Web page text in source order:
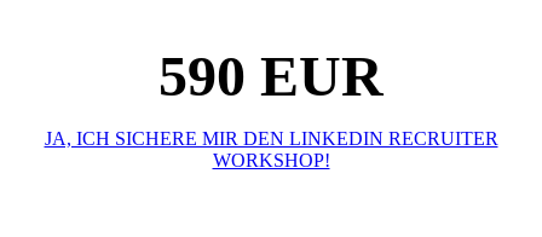
590 EUR
JA, ICH SICHERE MIR DEN LINKEDIN RECRUITER
WORKSHOP!